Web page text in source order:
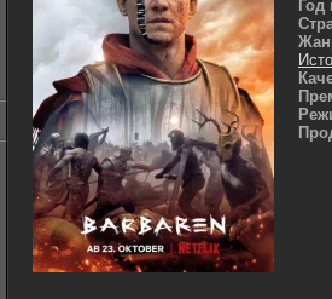
Год